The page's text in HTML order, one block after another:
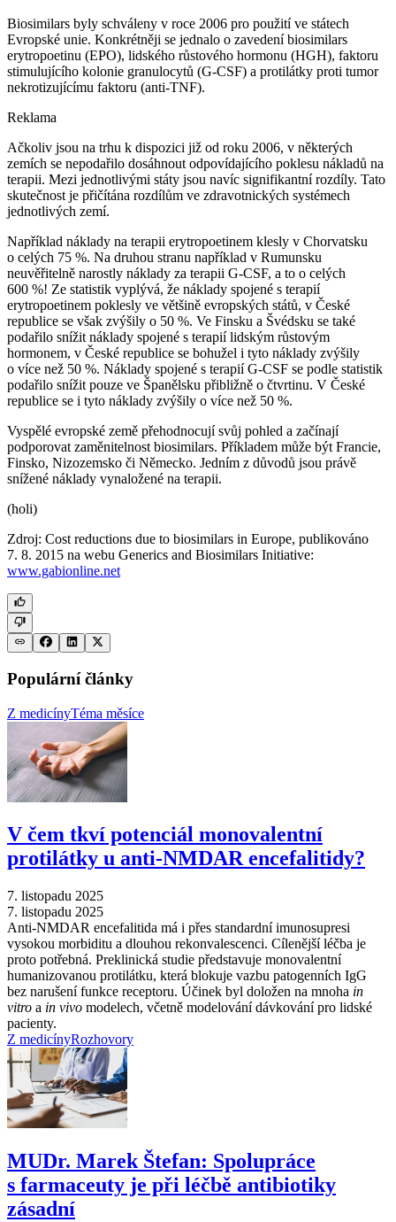
Biosimilars byly schváleny v roce 2006 pro použití ve státech
Evropské unie. Konkrétněji se jednalo o zavedení biosimilars
erytropoetinu (EPO), lidského růstového hormonu (HGH), faktoru
stimulujícího kolonie granulocytů (G-CSF) a protilátky proti tumor
nekrotizujícímu faktoru (anti-TNF).
Reklama
Ačkoliv jsou na trhu k dispozici již od roku 2006, v některých
zemích se nepodařilo dosáhnout odpovídajícího poklesu nákladů na
terapii. Mezi jednotlivými státy jsou navíc signifikantní rozdíly. Tato
skutečnost je přičítána rozdílům ve zdravotnických systémech
jednotlivých zemí.
Například náklady na terapii erytropoetinem klesly v Chorvatsku
o celých 75 %. Na druhou stranu například v Rumunsku
neuvěřitelně narostly náklady za terapii G-CSF, a to o celých
600 %! Ze statistik vyplývá, že náklady spojené s terapií
erytropoetinem poklesly ve většině evropských států, v České
republice se však zvýšily o 50 %. Ve Finsku a Švédsku se také
podařilo snížit náklady spojené s terapií lidským růstovým
hormonem, v České republice se bohužel i tyto náklady zvýšily
o více než 50 %. Náklady spojené s terapií G-CSF se podle statistik
podařilo snížit pouze ve Španělsku přibližně o čtvrtinu. V České
republice se i tyto náklady zvýšily o více než 50 %.
Vyspělé evropské země přehodnocují svůj pohled a začínají
podporovat zaměnitelnost biosimilars. Příkladem může být Francie,
Finsko, Nizozemsko či Německo. Jedním z důvodů jsou právě
snížené náklady vynaložené na terapii.
(holi)
Zdroj: Cost reductions due to biosimilars in Europe, publikováno
7. 8. 2015 na webu Generics and Biosimilars Initiative:
www.gabionline.net
Populární články
Z medicínyTéma měsíce
V čem tkví potenciál monovalentní
protilátky u anti-NMDAR encefalitidy?
7. listopadu 2025
7. listopadu 2025
Anti-NMDAR encefalitida má i přes standardní imunosupresi
vysokou morbiditu a dlouhou rekonvalescenci. Cílenější léčba je
proto potřebná. Preklinická studie představuje monovalentní
humanizovanou protilátku, která blokuje vazbu patogenních IgG
bez narušení funkce receptoru. Účinek byl doložen na mnoha in
vitro a in vivo modelech, včetně modelování dávkování pro lidské
pacienty.
Z medicínyRozhovory
MUDr. Marek Štefan: Spolupráce
s farmaceuty je při léčbě antibiotiky
zásadní